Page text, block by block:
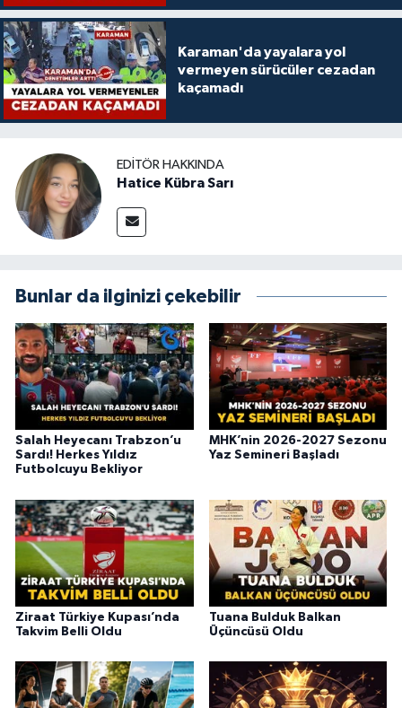
Karaman'da yayalara yol
vermeyen sürücüler cezadan
kaçamadı
EDITÖR HAKKINDA
Hatice Kübra Sarı
Bunlar da ilginizi çekebilir
Salah Heyecanı Trabzon’u
Sardı! Herkes Yıldız
Futbolcuyu Bekliyor
MHK’nin 2026-2027 Sezonu
Yaz Semineri Başladı
Ziraat Türkiye Kupası’nda
Takvim Belli Oldu
Tuana Bulduk Balkan
Üçüncüsü Oldu